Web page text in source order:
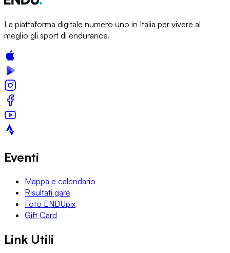
La piattaforma digitale numero uno in Italia per vivere al
meglio gli sport di endurance.
Eventi
Mappa e calendario
Risultati gare
Foto ENDUpix
Gift Card
Link Utili